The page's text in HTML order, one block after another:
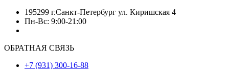
195299 г.Санкт-Петербург ул. Киришская 4
Пн-Вс: 9:00-21:00
ОБРАТНАЯ СВЯЗЬ
+7 (931) 300-16-88